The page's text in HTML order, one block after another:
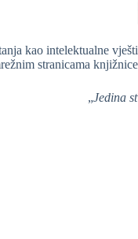
kao intelektualne
stranicama
„Jedina